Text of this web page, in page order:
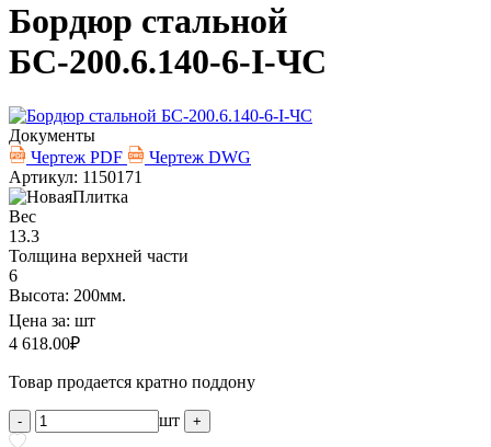
Бордюр стальной
БС-200.6.140-6-I-ЧС
Документы
Чертеж PDF
Чертеж DWG
Артикул: 1150171
Вес
13.3
Толщина верхней части
6
Высота: 200мм.
Цена за: шт
4 618.00₽
Товар продается кратно поддону
- шт +